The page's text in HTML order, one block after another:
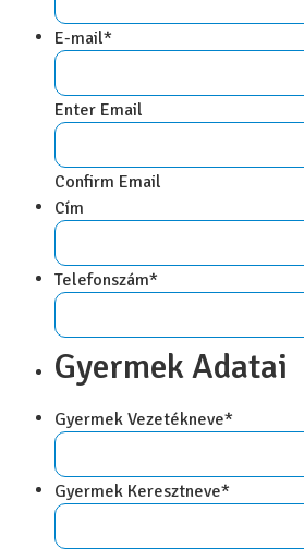
E-mail*
Enter Email
Confirm Email
Cím
Telefonszám*
Gyermek Adatai
Gyermek Vezetékneve*
Gyermek Keresztneve*